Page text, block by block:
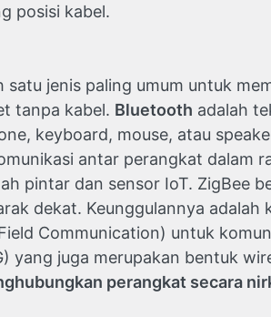
posisi kabel.
satu jenis paling umum untuk
tanpa kabel. Bluetooth adalah
keyboard, mouse, atau
antar perangkat dalam
pintar dan sensor IoT. ZigBee
dekat. Keunggulannya adalah
Communication) untuk
yang juga merupakan bentuk
perangkat secara